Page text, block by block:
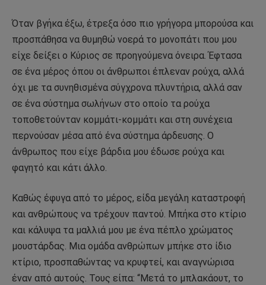
Όταν βγήκα έξω, έτρεξα όσο πιο γρήγορα μπορούσα και
προσπάθησα να θυμηθώ νοερά το μονοπάτι που μου
είχε δείξει ο Κύριος σε προηγούμενα όνειρα. Έφτασα
σε ένα μέρος όπου οι άνθρωποι έπλεναν ρούχα, αλλά
όχι με τα συνηθισμένα σύγχρονα πλυντήρια, αλλά σαν
σε ένα σύστημα σωλήνων στο οποίο τα ρούχα
τοποθετούνταν κομμάτι-κομμάτι και στη συνέχεια
περνούσαν μέσα από ένα σύστημα άρδευσης. Ο
άνθρωπος που είχε βάρδια μου έδωσε ρούχα και
φαγητό και κάτι άλλο.
Καθώς έφυγα από το μέρος, είδα μεγάλη καταστροφή
και ανθρώπους να τρέχουν παντού. Μπήκα στο κτίριο
και κάλυψα τα μαλλιά μου με ένα πέπλο χρώματος
μουστάρδας. Μια ομάδα ανθρώπων μπήκε στο ίδιο
κτίριο, προσπαθώντας να κρυφτεί, και αναγνώρισα
έναν από αυτούς. Τους είπα: “Μετά το μπλακάουτ, το